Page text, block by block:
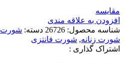
مقایسه
افزودن به علاقه مندی
شناسه محصول: 26726 دسته: شورت
شورت زنانه, شورت فانتزی
اشتراک گذاری :